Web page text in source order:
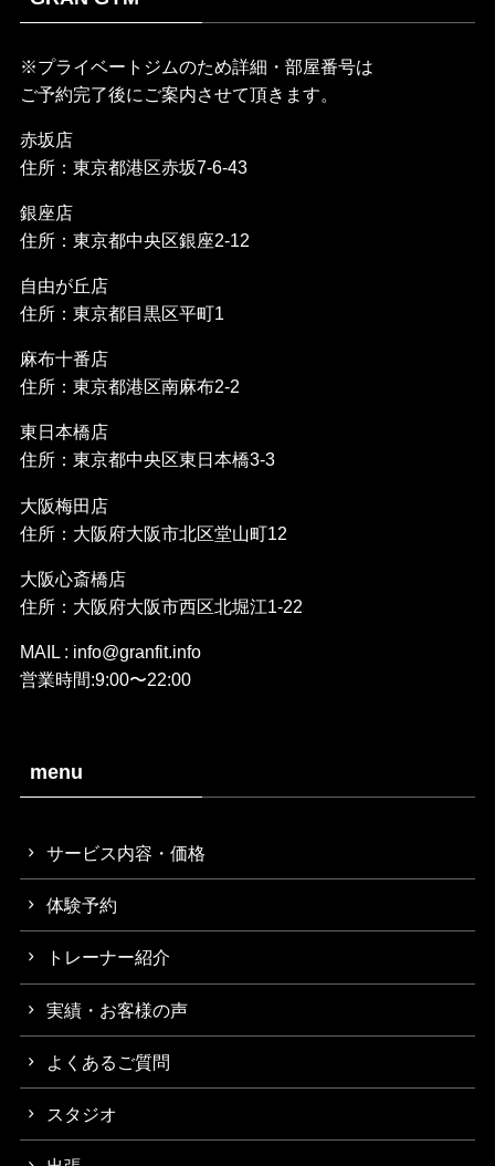
※プライベートジムのため詳細・部屋番号は
ご予約完了後にご案内させて頂きます。
赤坂店
住所：東京都港区赤坂7-6-43
銀座店
住所：東京都中央区銀座2-12
自由が丘店
住所：東京都目黒区平町1
麻布十番店
住所：東京都港区南麻布2-2
東日本橋店
住所：東京都中央区東日本橋3-3
大阪梅田店
住所：大阪府大阪市北区堂山町12
大阪心斎橋店
住所：大阪府大阪市西区北堀江1-22
MAIL : info@granfit.info
営業時間:9:00〜22:00
menu
サービス内容・価格
体験予約
トレーナー紹介
実績・お客様の声
よくあるご質問
スタジオ